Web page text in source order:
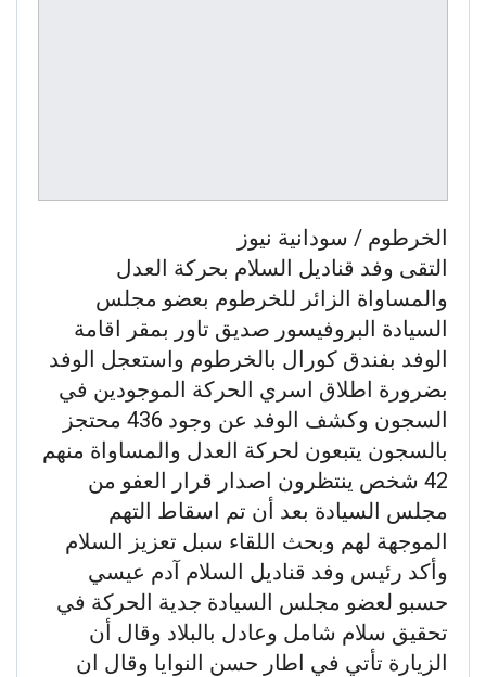
الخرطوم / سودانية نيوز
التقى وفد قناديل السلام بحركة العدل
والمساواة الزائر للخرطوم بعضو مجلس
السيادة البروفيسور صديق تاور بمقر اقامة
الوفد بفندق كورال بالخرطوم واستعجل الوفد
بضرورة اطلاق اسري الحركة الموجودين في
السجون وكشف الوفد عن وجود 436 محتجز
بالسجون يتبعون لحركة العدل والمساواة منهم
42 شخص ينتظرون اصدار قرار العفو من
مجلس السيادة بعد أن تم اسقاط التهم
الموجهة لهم وبحث اللقاء سبل تعزيز السلام
وأكد رئيس وفد قناديل السلام آدم عيسي
حسبو لعضو مجلس السيادة جدية الحركة في
تحقيق سلام شامل وعادل بالبلاد وقال أن
الزيارة تأتي في اطار حسن النوايا وقال ان